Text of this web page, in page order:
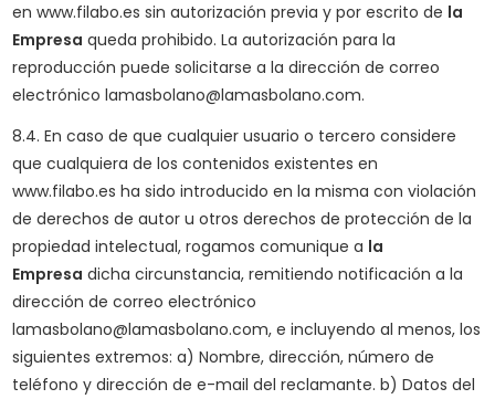
en www.filabo.es sin autorización previa y por escrito de la
Empresa queda prohibido. La autorización para la
reproducción puede solicitarse a la dirección de correo
electrónico lamasbolano@lamasbolano.com.
8.4. En caso de que cualquier usuario o tercero considere
que cualquiera de los contenidos existentes en
www.filabo.es ha sido introducido en la misma con violación
de derechos de autor u otros derechos de protección de la
propiedad intelectual, rogamos comunique a la
Empresa dicha circunstancia, remitiendo notificación a la
dirección de correo electrónico
lamasbolano@lamasbolano.com, e incluyendo al menos, los
siguientes extremos: a) Nombre, dirección, número de
teléfono y dirección de e-mail del reclamante. b) Datos del